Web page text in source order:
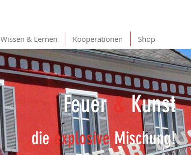
Wissen & Lernen Kooperationen Shop
Feuer&Kunst
dieexplosiveMischung!